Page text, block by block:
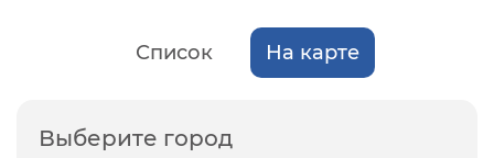
Список На карте
Выберите город